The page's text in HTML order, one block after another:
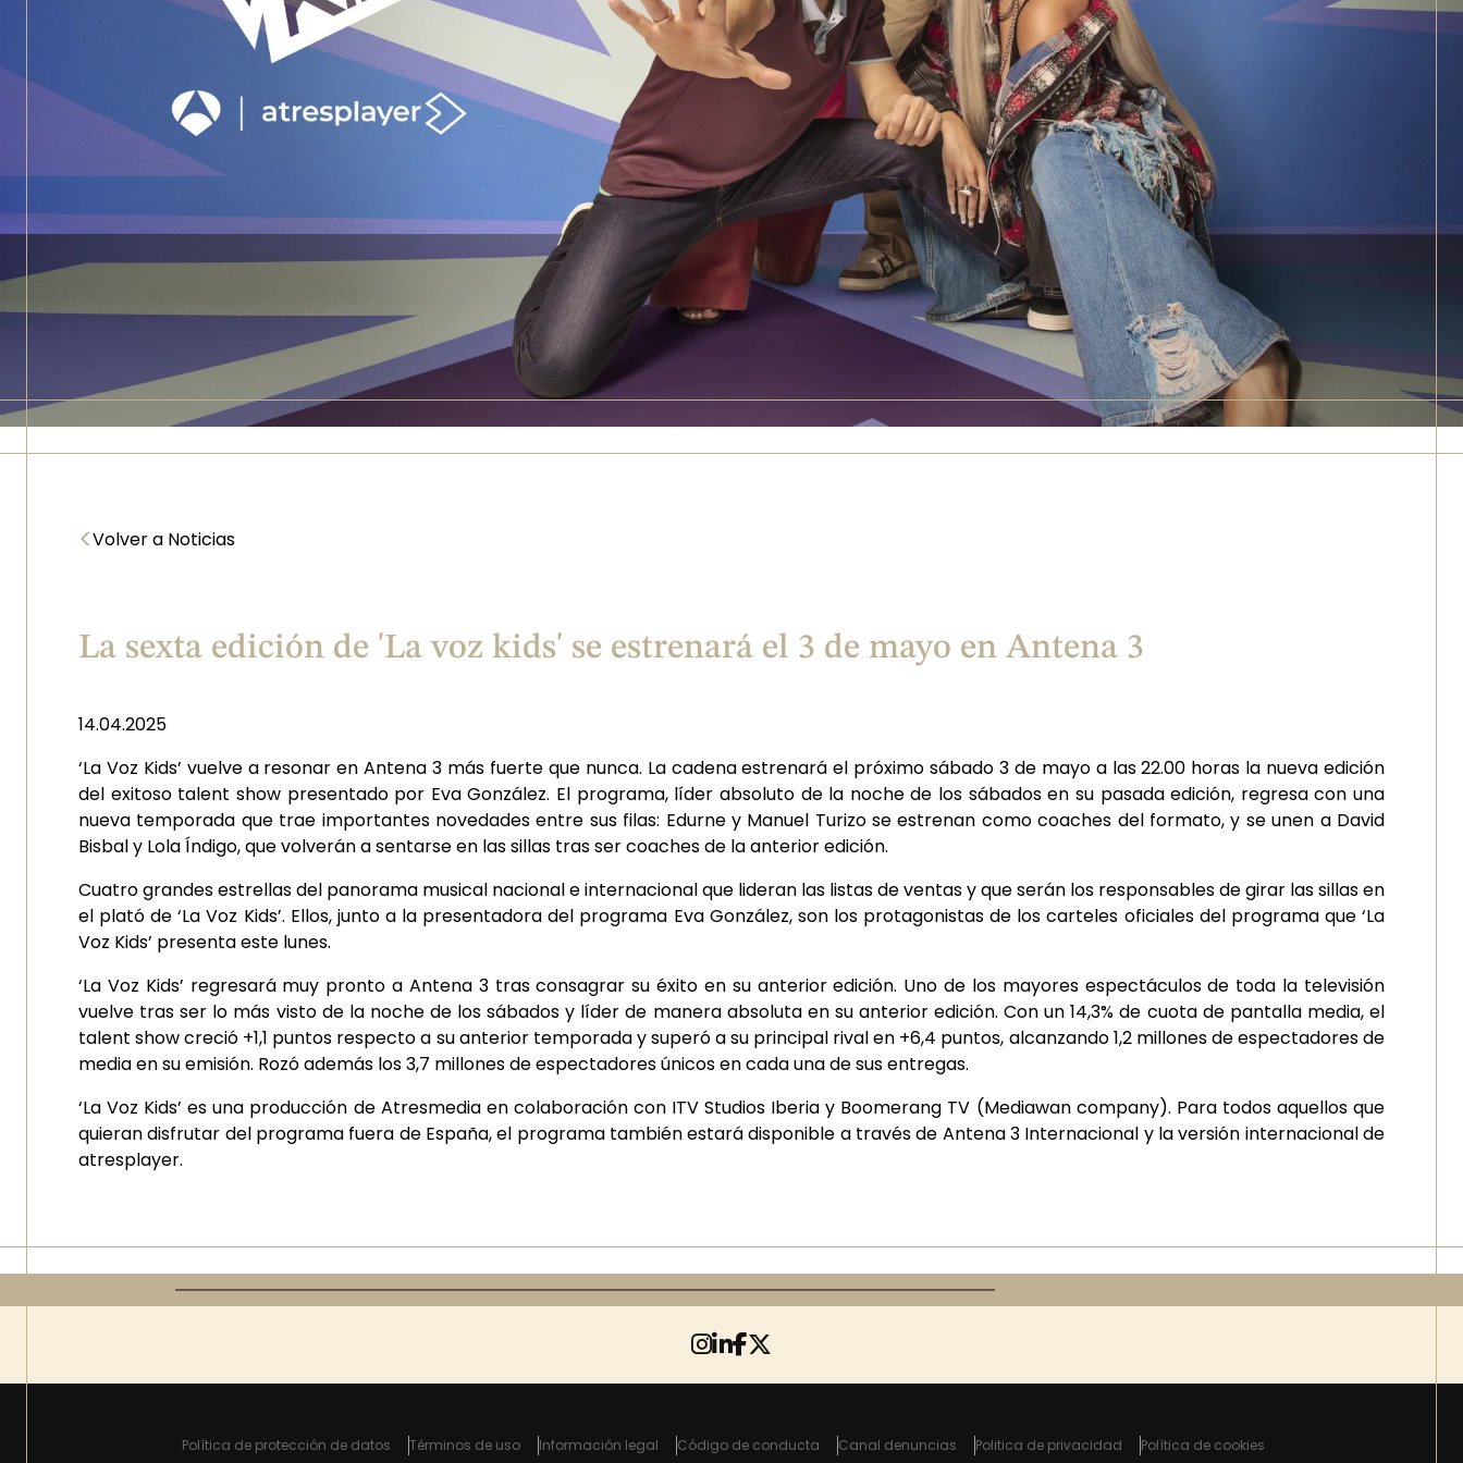
<Volver a Noticias
La sexta edición de 'La voz kids' se estrenará el 3 de mayo en Antena 3
14.04.2025
‘La Voz Kids’ vuelve a resonar en Antena 3 más fuerte que nunca. La cadena estrenará el próximo sábado 3 de mayo a las 22.00 horas la nueva edición
del exitoso talent show presentado por Eva González. El programa, líder absoluto de la noche de los sábados en su pasada edición, regresa con una
nueva temporada que trae importantes novedades entre sus filas: Edurne y Manuel Turizo se estrenan como coaches del formato, y se unen a David
Bisbal y Lola Índigo, que volverán a sentarse en las sillas tras ser coaches de la anterior edición.
Cuatro grandes estrellas del panorama musical nacional e internacional que lideran las listas de ventas y que serán los responsables de girar las sillas en
el plató de ‘La Voz Kids’. Ellos, junto a la presentadora del programa Eva González, son los protagonistas de los carteles oficiales del programa que ‘La
Voz Kids’ presenta este lunes.
‘La Voz Kids’ regresará muy pronto a Antena 3 tras consagrar su éxito en su anterior edición. Uno de los mayores espectáculos de toda la televisión
vuelve tras ser lo más visto de la noche de los sábados y líder de manera absoluta en su anterior edición. Con un 14,3% de cuota de pantalla media, el
talent show creció +1,1 puntos respecto a su anterior temporada y superó a su principal rival en +6,4 puntos, alcanzando 1,2 millones de espectadores de
media en su emisión. Rozó además los 3,7 millones de espectadores únicos en cada una de sus entregas.
‘La Voz Kids’ es una producción de Atresmedia en colaboración con ITV Studios Iberia y Boomerang TV (Mediawan company). Para todos aquellos que
quieran disfrutar del programa fuera de España, el programa también estará disponible a través de Antena 3 Internacional y la versión internacional de
atresplayer.
Política de protección de datos Términos de uso Información legal Código de conducta Canal denuncias Politica de privacidad Política de cookies